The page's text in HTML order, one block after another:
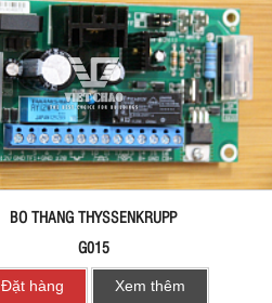
BO THANG THYSSENKRUPP
G015
Đặt hàng Xem thêm